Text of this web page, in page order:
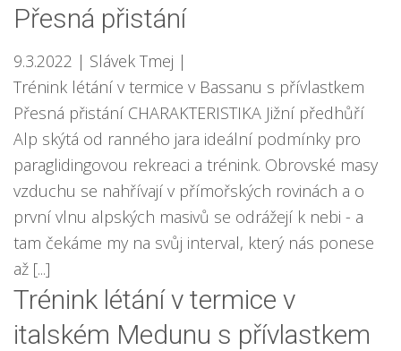
Přesná přistání
9.3.2022 | Slávek Tmej |
Trénink létání v termice v Bassanu s přívlastkem
Přesná přistání CHARAKTERISTIKA Jižní předhůří
Alp skýtá od ranného jara ideální podmínky pro
paraglidingovou rekreaci a trénink. Obrovské masy
vzduchu se nahřívají v přímořských rovinách a o
první vlnu alpských masivů se odrážejí k nebi - a
tam čekáme my na svůj interval, který nás ponese
až [...]
Trénink létání v termice v
italském Medunu s přívlastkem